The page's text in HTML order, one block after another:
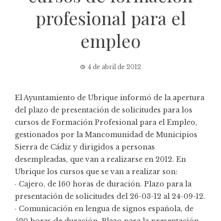
profesional para el
empleo
4 de abril de 2012
El Ayuntamiento de Ubrique informó de la apertura
del plazo de presentación de solicitudes para los
cursos de Formación Profesional para el Empleo,
gestionados por la Mancomunidad de Municipios
Sierra de Cádiz y dirigidos a personas
desempleadas, que van a realizarse en 2012. En
Ubrique los cursos que se van a realizar son:
· Cajero, de 160 horas de duración. Plazo para la
presentación de solicitudes del 26-03-12 al 24-09-12.
· Comunicación en lengua de signos española, de